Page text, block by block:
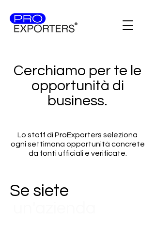
Cerchiamo per te le
opportunità di
business.
Lo staff di ProExporters seleziona
ogni settimana opportunità concrete
da fonti ufficiali e verificate.
Se siete